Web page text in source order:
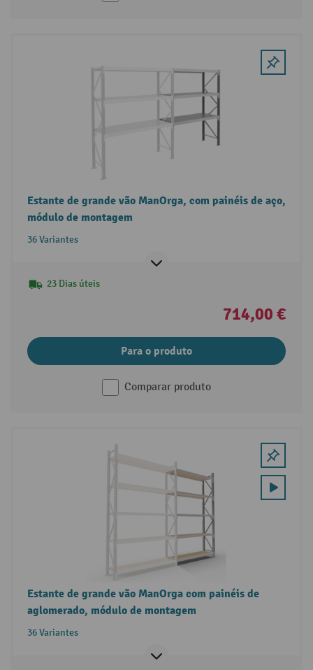
Estante de grande vão ManOrga, com painéis de aço,
módulo de montagem
36 Variantes
23 Dias úteis
714,00 €
Para o produto
Comparar produto
Estante de grande vão ManOrga com painéis de
aglomerado, módulo de montagem
36 Variantes